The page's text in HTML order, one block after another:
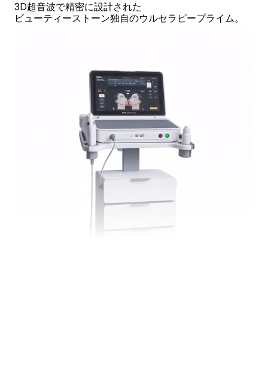
3D超音波で精密に設計された
ビューティーストーン独自のウルセラピープライム。